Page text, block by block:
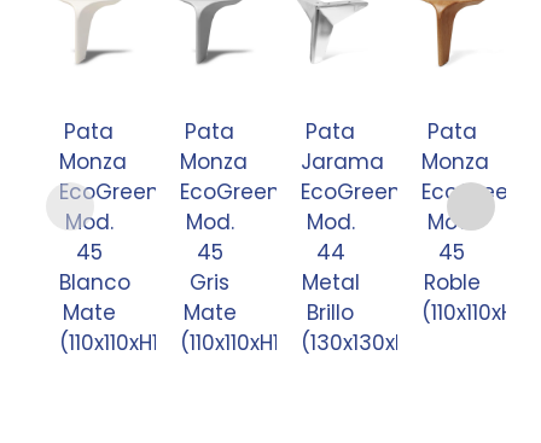
Pata
Monza
EcoGreen
Mod.
45
Blanco
Mate
(110x110xH120)
Pata
Monza
EcoGreen
Mod.
45
Gris
Mate
(110x110xH120)
Pata
Jarama
EcoGreen
Mod.
44
Metal
Brillo
(130x130xH120)
Pata
Monza
EcoGreen
Mod.
45
Roble